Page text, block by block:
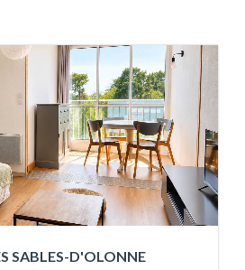
SABLES-D'OLONNE